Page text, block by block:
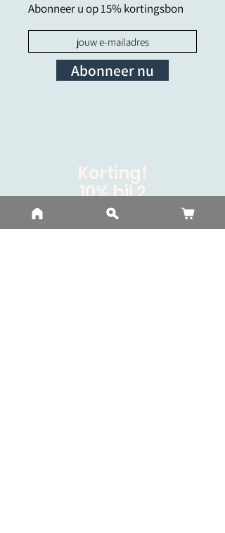
Abonneer u op 15% kortingsbon
Abonneer nu
Korting!
10% bij 2
15% bij 3
of meer